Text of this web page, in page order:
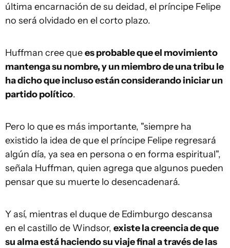
última encarnación de su deidad, el príncipe Felipe
no será olvidado en el corto plazo.
Huffman cree quees probable que el movimiento
mantenga su nombre, y un miembro de una tribu le
ha dicho que incluso están considerando iniciar un
partido político.
Pero lo que es más importante, "siempre ha
existido la idea de que el príncipe Felipe regresará
algún día, ya sea en persona o en forma espiritual",
señala Huffman, quien agrega que algunos pueden
pensar que su muerte lo desencadenará.
Y así, mientras el duque de Edimburgo descansa
en el castillo de Windsor, existe la creencia de que
su alma está haciendo su viaje final a través de las